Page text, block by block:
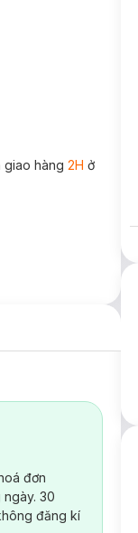
hàng 2H ở
đơn
30
đăng kí